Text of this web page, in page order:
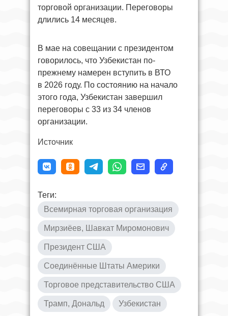
торговой организации. Переговоры
длились 14 месяцев.
В мае на совещании с президентом
говорилось, что Узбекистан по-
прежнему намерен вступить в ВТО
в 2026 году. По состоянию на начало
этого года, Узбекистан завершил
переговоры с 33 из 34 членов
организации.
Источник
Теги:
Всемирная торговая организация
Мирзиёев, Шавкат Миромонович
Президент США
Соединённые Штаты Америки
Торговое представительство США
Трамп, Дональд Узбекистан